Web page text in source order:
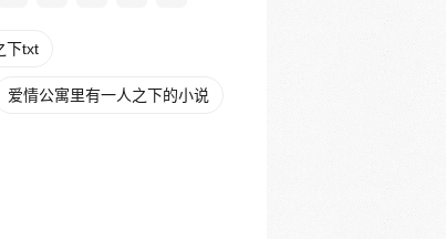
下txt
爱情公寓里有一人之下的小说